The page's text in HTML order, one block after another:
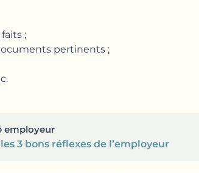
;
pertinents ;
employeur
3 bons réflexes de l’employeur